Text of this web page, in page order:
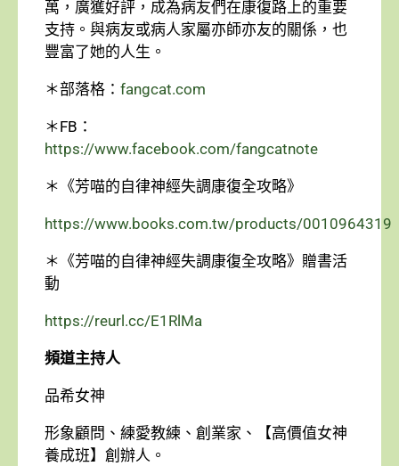
萬，廣獲好評，成為病友們在康復路上的重要
支持。與病友或病人家屬亦師亦友的關係，也
豐富了她的人生。
＊部落格： fangcat.com
＊FB：
https://www.facebook.com/fangcatnote
＊《芳喵的自律神經失調康復全攻略》
https://www.books.com.tw/products/0010964319
＊《芳喵的自律神經失調康復全攻略》贈書活
動
https://reurl.cc/E1RlMa
頻道主持人
品希女神
形象顧問、練愛教練、創業家、【高價值女神
養成班】創辦人。